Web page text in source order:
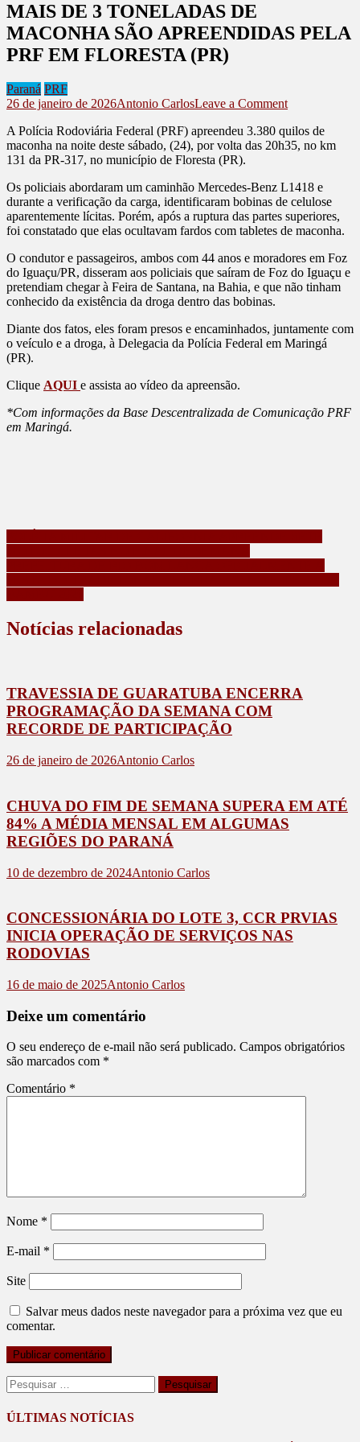
MAIS DE 3 TONELADAS DE
MACONHA SÃO APREENDIDAS PELA
PRF EM FLORESTA (PR)
Paraná PRF
26 de janeiro de 2026Antonio CarlosLeave a Commenton
DE
3
MACONHA
SÃO
PELA
EM
FLORESTA
(PR)
A Polícia Rodoviária Federal (PRF) apreendeu 3.380 quilos de
maconha na noite deste sábado, (24), por volta das 20h35, no km
131 da PR-317, no município de Floresta (PR).
Os policiais abordaram um caminhão Mercedes-Benz L1418 e
durante a verificação da carga, identificaram bobinas de celulose
aparentemente lícitas. Porém, após a ruptura das partes superiores,
foi constatado que elas ocultavam fardos com tabletes de maconha.
O condutor e passageiros, ambos com 44 anos e moradores em Foz
do Iguaçu/PR, disseram aos policiais que saíram de Foz do Iguaçu e
pretendiam chegar à Feira de Santana, na Bahia, e que não tinham
conhecido da existência da droga dentro das bobinas.
Diante dos fatos, eles foram presos e encaminhados, juntamente com
o veículo e a droga, à Delegacia da Polícia Federal em Maringá
(PR).
Clique AQUI e assista ao vídeo da apreensão.
*Com informações da Base Descentralizada de Comunicação PRF
em Maringá.
Navegação
de
Post
Notícias relacionadas
TRAVESSIA DE GUARATUBA ENCERRA
PROGRAMAÇÃO DA SEMANA COM
RECORDE DE PARTICIPAÇÃO
26 de janeiro de 2026Antonio Carlos
CHUVA DO FIM DE SEMANA SUPERA EM ATÉ
84% A MÉDIA MENSAL EM ALGUMAS
REGIÕES DO PARANÁ
10 de dezembro de 2024Antonio Carlos
CONCESSIONÁRIA DO LOTE 3, CCR PRVIAS
INICIA OPERAÇÃO DE SERVIÇOS NAS
RODOVIAS
16 de maio de 2025Antonio Carlos
Deixe um comentário
O seu endereço de e-mail não será publicado. Campos obrigatórios
são marcados com *
Comentário *
Nome *
E-mail *
Site
Salvar meus dados neste navegador para a próxima vez que eu
comentar.
Pesquisar
por:
ÚLTIMAS NOTÍCIAS